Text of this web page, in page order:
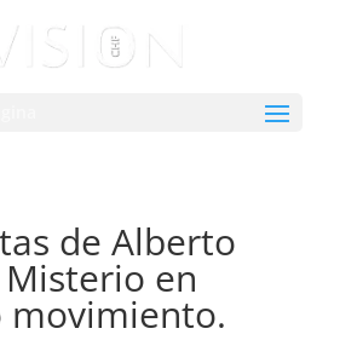
de Alberto
Misterio en
movimiento.